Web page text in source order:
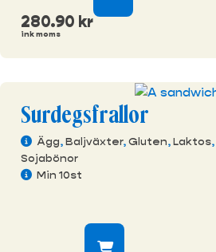
280.90 kr
ink moms
Surdegsfrallor
Ägg,Baljväxter,Gluten,Laktos,
Sojabönor
Min 10st